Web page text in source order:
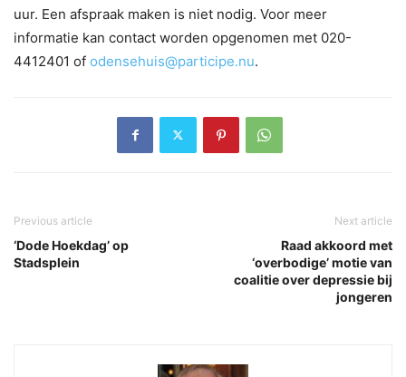
uur. Een afspraak maken is niet nodig. Voor meer
informatie kan contact worden opgenomen met 020-
4412401 of odensehuis@participe.nu.
Previous article
‘Dode Hoekdag’ op
Stadsplein
Next article
Raad akkoord met
‘overbodige’ motie van
coalitie over depressie bij
jongeren